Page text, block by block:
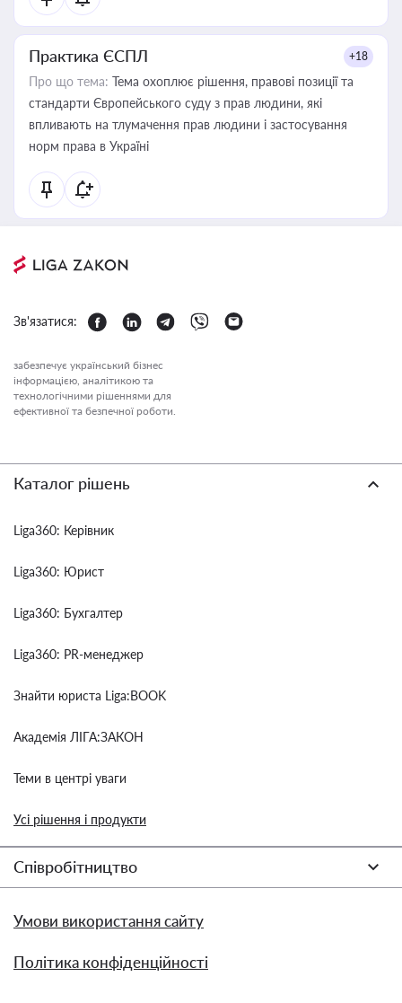
Практика ЄСПЛ +18
Про що тема: Тема охоплює рішення, правові позиції та
стандарти Європейського суду з прав людини, які
впливають на тлумачення прав людини і застосування
норм права в Україні
Зв'язатися:
забезпечує український бізнес
інформацією, аналітикою та
технологічними рішеннями для
ефективної та безпечної роботи.
Каталог рішень
Liga360: Керівник
Liga360: Юрист
Liga360: Бухгалтер
Liga360: PR-менеджер
Знайти юриста Liga:BOOK
Академія ЛІГА:ЗАКОН
Теми в центрі уваги
Усі рішення і продукти
Співробітництво
Умови використання сайту
Політика конфіденційності